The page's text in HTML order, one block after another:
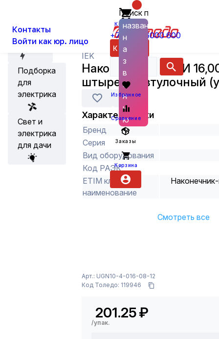
Контакты
Войти как юр. лицо
Корзина
+7 (800) 6000 600
Каталог
Поиск по
названию
н
а
з
в
а
н
и
ю
Избранное
Сравнение
Заказы
Корзина
Акции
Подборка
для
электрика
Свет и
электрика
для дачи
Кабельная арматура
IEK
Наконечник НШВИ
штыревой втулочный
Характеристики
Бренд
Серия
Вид оборудования
Код РАЭК
ETIM класс
наименование
Смотреть все
Арт.: UGN10-4-016-08-12
Код Толедо: 119946
201.25₽
/упак.